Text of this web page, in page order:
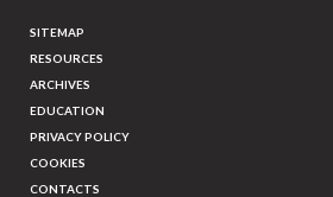
SITEMAP
RESOURCES
ARCHIVES
EDUCATION
PRIVACY POLICY
COOKIES
CONTACTS